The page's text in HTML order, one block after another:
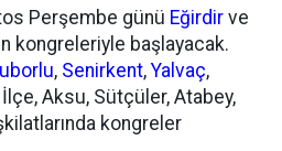
Perşembe günü Eğirdir ve
kongreleriyle başlayacak.
, Senirkent,Yalvaç,
Aksu, Sütçüler, Atabey,
kongreler